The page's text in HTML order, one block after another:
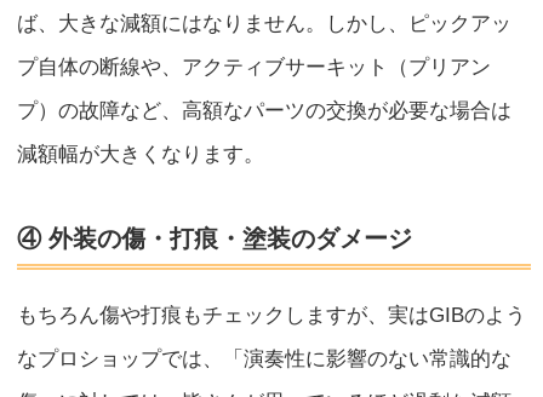
ば、大きな減額にはなりません。しかし、ピックアッ
プ自体の断線や、アクティブサーキット（プリアン
プ）の故障など、高額なパーツの交換が必要な場合は
減額幅が大きくなります。
④ 外装の傷・打痕・塗装のダメージ
もちろん傷や打痕もチェックしますが、実はGIBのよう
なプロショップでは、「演奏性に影響のない常識的な